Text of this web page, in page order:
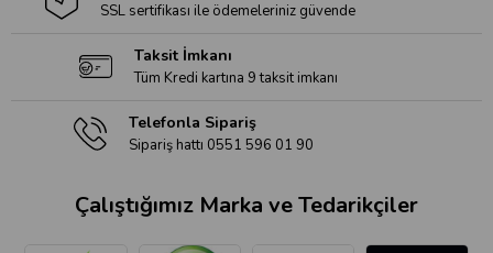
SSL sertifikası ile ödemeleriniz güvende
Taksit İmkanı
Tüm Kredi kartına 9 taksit imkanı
Telefonla Sipariş
Sipariş hattı 0551 596 01 90
Çalıştığımız Marka ve Tedarikçiler